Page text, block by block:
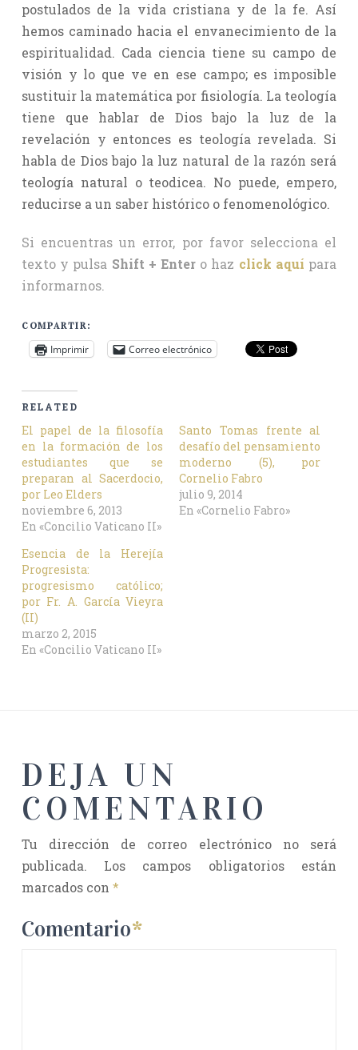
postulados de la vida cristiana y de la fe. Así
hemos caminado hacia el envanecimiento de la
espiritualidad. Cada ciencia tiene su campo de
visión y lo que ve en ese campo; es imposible
sustituir la matemática por fisiología. La teología
tiene que hablar de Dios bajo la luz de la
revelación y entonces es teología revelada. Si
habla de Dios bajo la luz natural de la razón será
teología natural o teodicea. No puede, empero,
reducirse a un saber histórico o fenomenológico.
Si encuentras un error, por favor selecciona el
texto y pulsa Shift + Enter o haz click aquí para
informarnos.
COMPARTIR:
Imprimir Correo electrónico
RELATED
El papel de la filosofía
en la formación de los
estudiantes que se
preparan al Sacerdocio,
por Leo Elders
noviembre 6, 2013
En «Concilio Vaticano II»
Santo Tomas frente al
desafío del pensamiento
moderno (5), por
Cornelio Fabro
julio 9, 2014
En «Cornelio Fabro»
Esencia de la Herejía
Progresista:
progresismo católico;
por Fr. A. García Vieyra
(II)
marzo 2, 2015
En «Concilio Vaticano II»
DEJA UN
COMENTARIO
Tu dirección de correo electrónico no será
publicada.
Los campos obligatorios están
marcados con *
Comentario*